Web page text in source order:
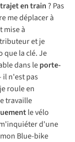
trajet en train? Pas
me déplacer à
mise à
et je
que la clé. Je
dans leporte-
il n'est pas
roule en
travaille
le vélo
d'une
Blue-bike